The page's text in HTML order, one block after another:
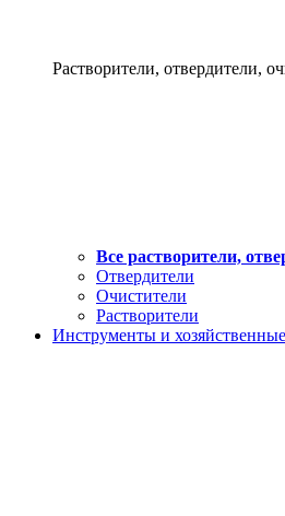
Растворители, отвердители,
Все растворители,
Отвердители
Очистители
Растворители
Инструменты и